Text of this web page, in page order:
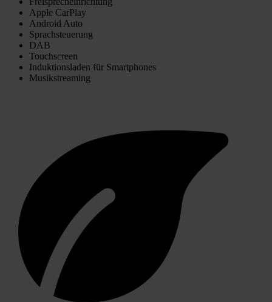
Apple CarPlay
Android Auto
Sprachsteuerung
DAB
Touchscreen
Induktionsladen für Smartphones
Musikstreaming